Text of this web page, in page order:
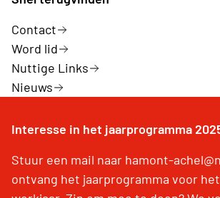
Contact
Word lid
Nuttige Links
Nieuws
Interesse in het jaarprogramma
Stuur een mail naar hamont-
ontvang het jaarprogramma voor